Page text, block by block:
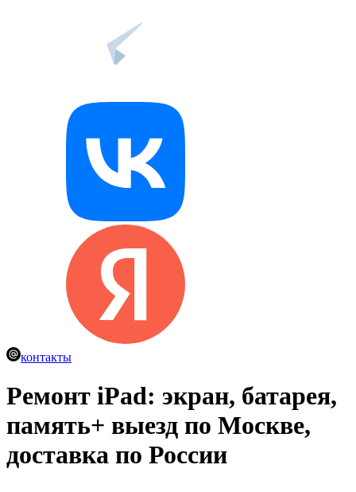
контакты
Ремонт iPad: экран, батарея,
память+ выезд по Москве,
доставка по России